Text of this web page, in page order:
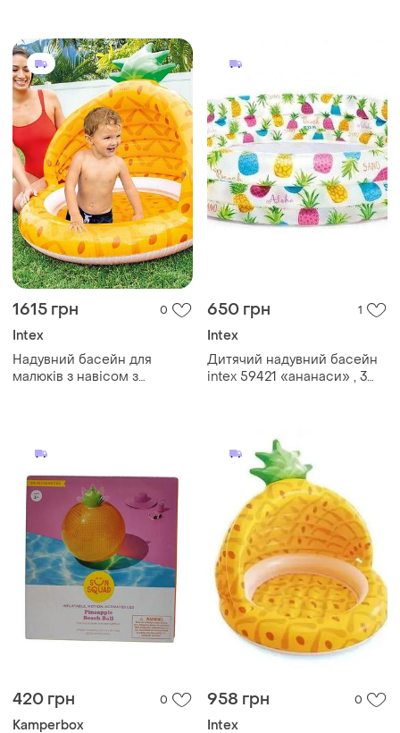
1615 грн 0
Intex
Надувний басейн для
малюків з навісом з
650 грн 1
Intex
Дитячий надувний басейн
intex 59421 «ананаси» , 3
420 грн 0
Kamperbox
958 грн 0
Intex